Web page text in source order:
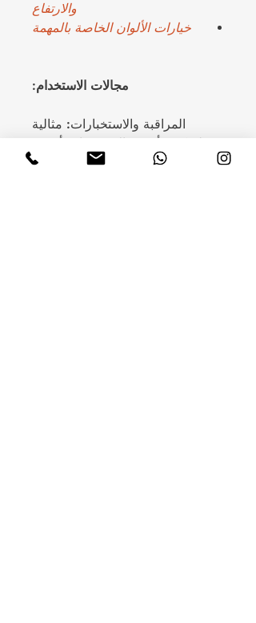
والارتفاع
خيارات الألوان الخاصة بالمهمة
مجالات الاستخدام:
المراقبة والاستخبارات: مثالية
لتركيب أجهزة الاستشعار وأجهزة
المراقبة الأخرى.